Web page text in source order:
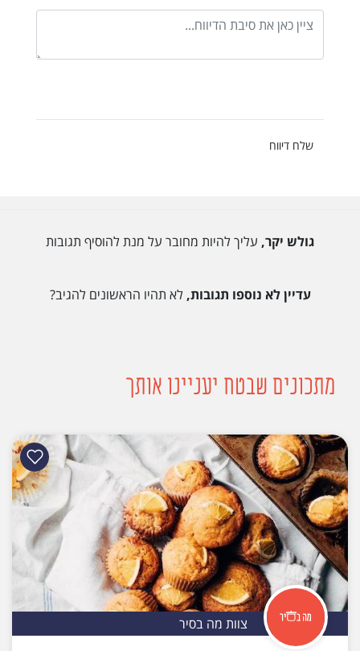
שלח דיווח
גולש יקר, עליך להיות מחובר על מנת להוסיף תגובות
עדיין לא נוספו תגובות,לא תהיו הראשונים להגיב?
מתכונים שבטח יעניינו אותך
צוות מה בסיר